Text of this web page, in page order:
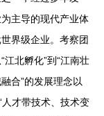
主导的现代产业体
界级企业。考察团
北孵化”到“江南壮
合”的发展理念以
人才带技术、技术变